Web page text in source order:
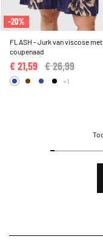
-20%
FLASH - Jurk van viscose met
coupenaad
Price reduced
€ 26,99
€ 21,59
+1